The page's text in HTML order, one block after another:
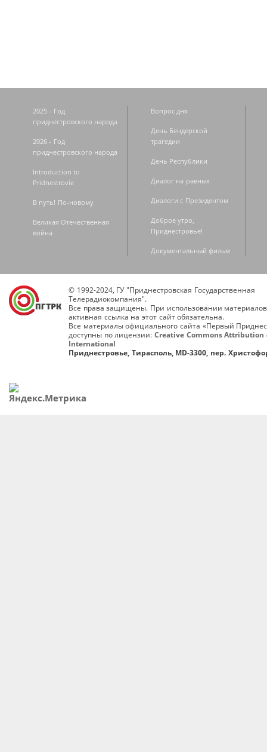
2025 - Год
приднестровского народа
2026 - Год
приднестровского народа
Introduction to
Pridnestrovie
В путь! По-новому
Великая Отечественная
война
Вопрос дня
День Бендерской
трагедии
День Республики
Диалог на равных
Диалоги с Президентом
Доброе утро,
Приднестровье!
Документальный фильм
© 1992-2024, ГУ "Приднестровская Государственная
Телерадиокомпания".
Все права защищены. При использовании
активная ссылка на этот сайт обязательна.
Все материалы официального сайта «Первый
доступны по лицензии: Creative Commons Attribution
International
Приднестровье, Тирасполь, MD-3300, пер.